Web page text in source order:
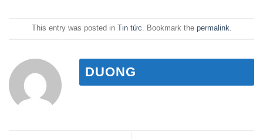
This entry was posted in Tin tức. Bookmark the permalink.
DUONG